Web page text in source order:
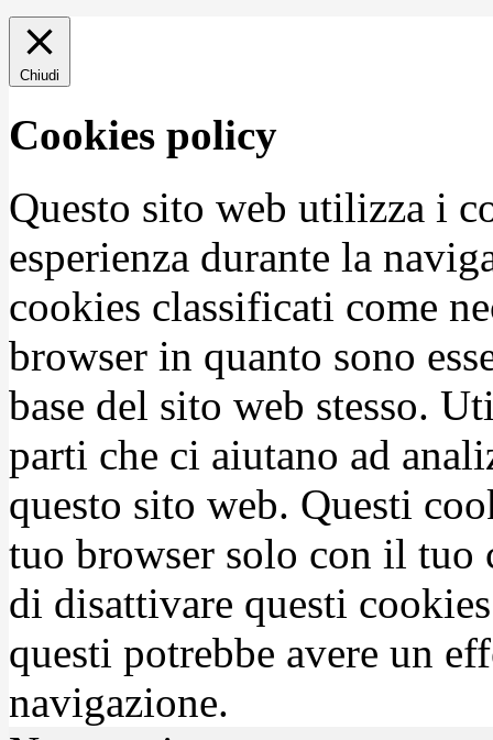
Chiudi
Cookies policy
Questo sito web utilizza i
esperienza durante la
cookies classificati come
browser in quanto sono
base del sito web stesso.
parti che ci aiutano ad
questo sito web. Questi
tuo browser solo con il tuo
di disattivare questi
questi potrebbe avere un
navigazione.